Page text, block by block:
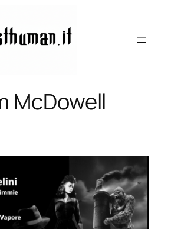
McDowell